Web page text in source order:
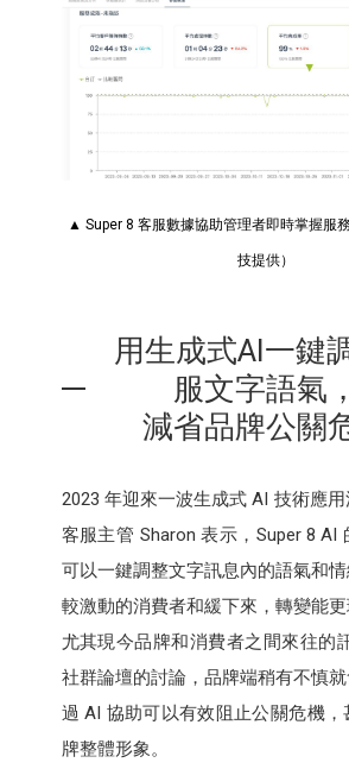
▲ Super 8 客服數據協助管理者即時掌握服
技提供）
用生成式AI一鍵
服文字語氣，
減省品牌公關
2023 年迎來一波生成式 AI 技術應
客服主管 Sharon 表示，Super 8 AI
可以一鍵調整文字訊息內的語氣和
較激動的消費者和緩下來，轉變能更
尤其現今品牌和消費者之間來往的
社群論壇的討論，品牌端稍有不慎
過 AI 協助可以有效阻止公關危機
牌整體形象。